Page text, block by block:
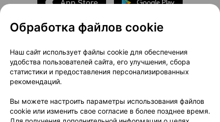
О проекте
Новости проекта
Размещение рекламы
Медицинский маркетинг
Публичный договор
Доставка
Способы оплаты
Вакансии
Партнеры
Написать руководителю 103.by
Обработка файлов cookie
Наш сайт использует файлы cookie для обеспечения
удобства пользователей сайта, его улучшения, сбора
статистики и предоставления персонализированных
рекомендаций.
Вы можете настроить параметры использования файлов
cookie или изменить свое согласие в более позднее время.